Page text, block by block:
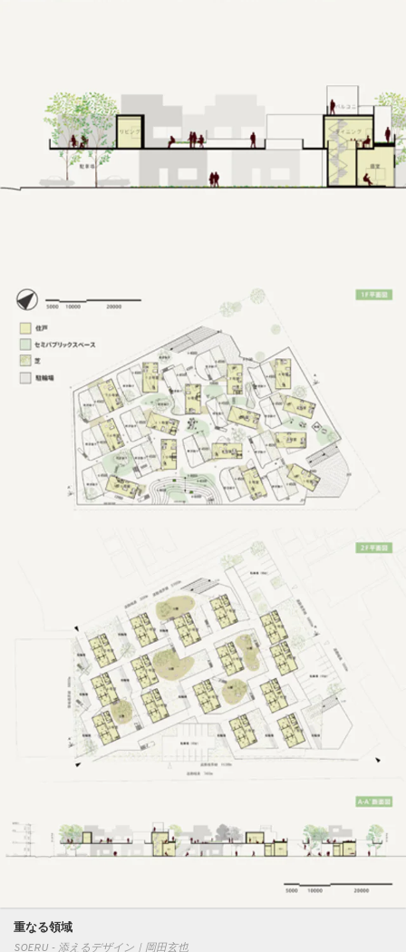
重なる領域
SOERU - 添えるデザイン｜岡田玄也